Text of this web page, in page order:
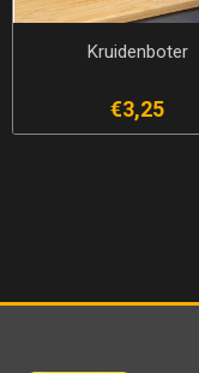
Kruidenboter
€3,25